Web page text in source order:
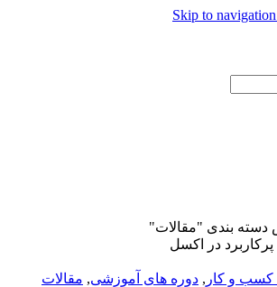
Skip to navigation
دسته بندی "مقالات"
کسب و کار , دوره های آموزشی, مقالات